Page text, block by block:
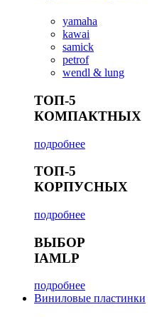
yamaha
kawai
samick
petrof
wendl & lung
ТОП-5
КОМПАКТНЫХ
подробнее
ТОП-5
КОРПУСНЫХ
подробнее
ВЫБОР
IAMLP
подробнее
Виниловые пластинки